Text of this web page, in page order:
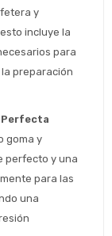
y
incluye la
para
preparación
Perfecta
goma y
perfecto y una
para las
una